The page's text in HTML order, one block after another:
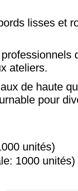
lisses et
ateliers.
de haute
pour
unités)
1000 unités)